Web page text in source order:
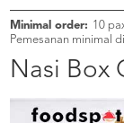
KATA
MEREKA
KATALOG
PROGRAM
Minimal order: 10
Pemesanan minimal
Nasi Box